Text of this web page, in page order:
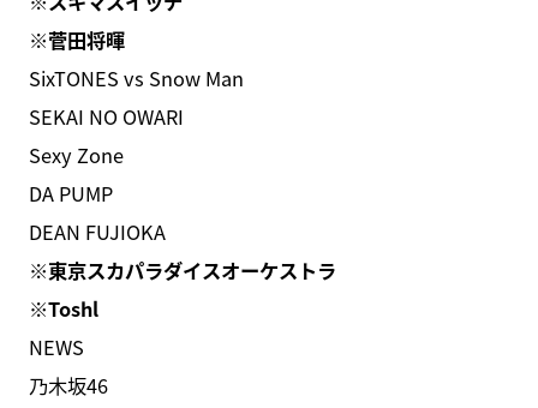
※菅田将暉
SixTONES vs Snow Man
SEKAI NO OWARI
Sexy Zone
DA PUMP
DEAN FUJIOKA
※東京スカパラダイスオーケストラ
※Toshl
NEWS
乃木坂46